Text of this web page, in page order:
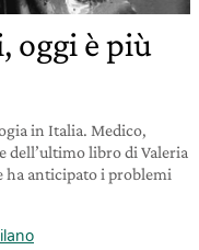
oggi è più
in Italia. Medico,
dell’ultimo libro di Valeria
ha anticipato i problemi